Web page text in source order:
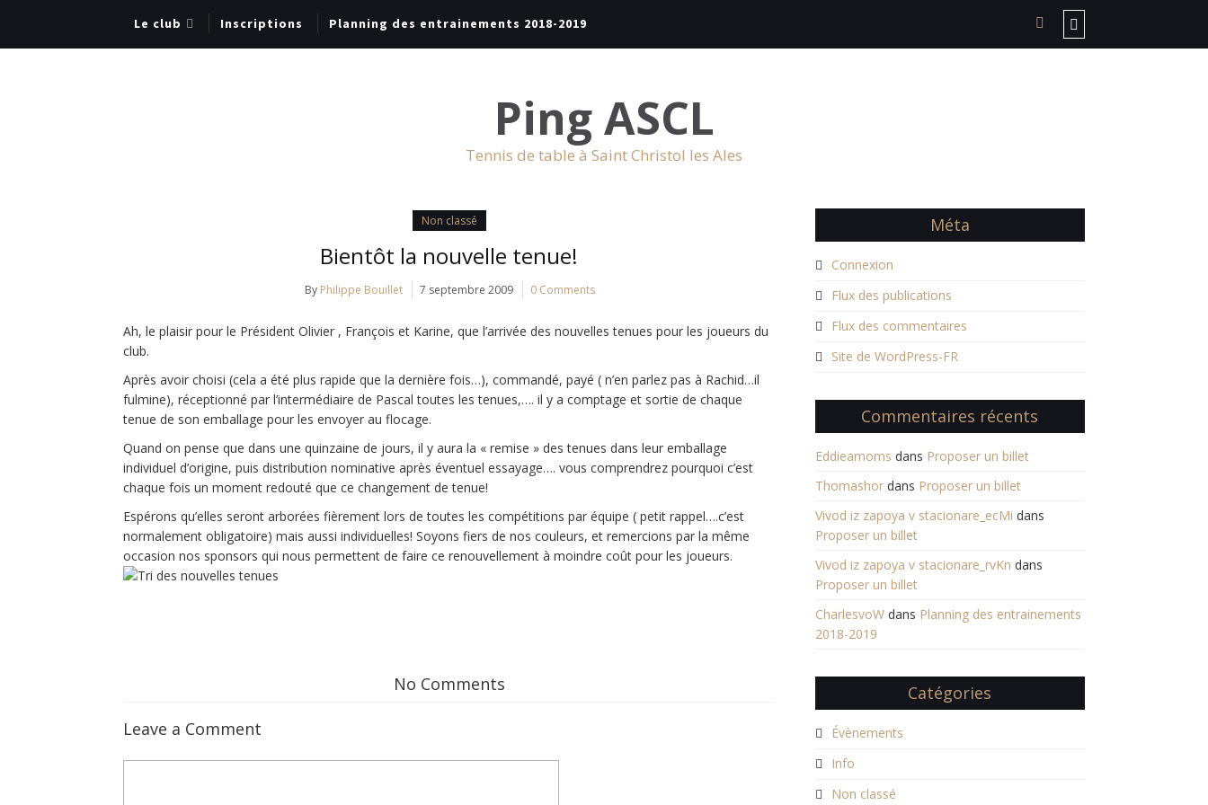
Le club Inscriptions Planning des entrainements 2018-2019
Ping ASCL
Tennis de table à Saint Christol les Ales
Non classé
Bientôt la nouvelle tenue!
By Philippe Bouillet 7 septembre 2009 0 Comments
Ah, le plaisir pour le Président Olivier , François et Karine, que l’arrivée des nouvelles tenues pour les joueurs du
club.
Après avoir choisi (cela a été plus rapide que la dernière fois…), commandé, payé ( n’en parlez pas à Rachid…il
fulmine), réceptionné par l’intermédiaire de Pascal toutes les tenues,…. il y a comptage et sortie de chaque
tenue de son emballage pour les envoyer au flocage.
Quand on pense que dans une quinzaine de jours, il y aura la « remise » des tenues dans leur emballage
individuel d’origine, puis distribution nominative après éventuel essayage…. vous comprendrez pourquoi c’est
chaque fois un moment redouté que ce changement de tenue!
Espérons qu’elles seront arborées fièrement lors de toutes les compétitions par équipe ( petit rappel….c’est
normalement obligatoire) mais aussi individuelles! Soyons fiers de nos couleurs, et remercions par la même
occasion nos sponsors qui nous permettent de faire ce renouvellement à moindre coût pour les joueurs.
No Comments
Leave a Comment
Méta
Connexion
Flux des publications
Flux des commentaires
Site de WordPress-FR
Commentaires récents
Eddieamoms dans Proposer un billet
Thomashordans Proposer un billet
Vivod iz zapoya v stacionare_ecMi dans
Proposer un billet
Vivod iz zapoya v stacionare_rvKn dans
Proposer un billet
CharlesvoWdans Planning des entrainements
2018-2019
Catégories
Évènements
Info
Non classé